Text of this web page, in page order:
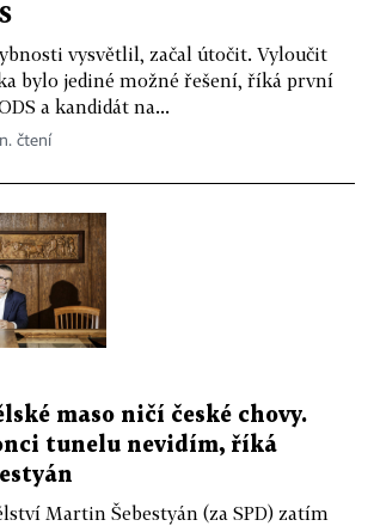
vysvětlil, začal útočit. Vyloučit
bylo jediné možné řešení, říká první
a kandidát na...
čtení
maso ničí české chovy.
tunelu nevidím, říká
Martin Šebestyán (za SPD) zatím